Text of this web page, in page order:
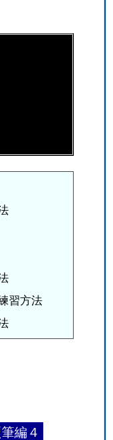
習方法
編４